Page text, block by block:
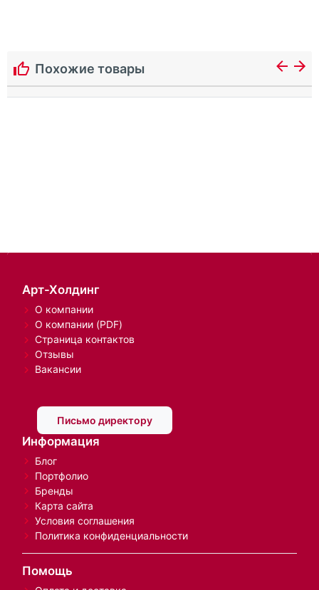
Похожие товары
Арт-Холдинг
О компании
О компании (PDF)
Страница контактов
Отзывы
Вакансии
Письмо директору
Информация
Блог
Портфолио
Бренды
Карта сайта
Условия соглашения
Политика конфиденциальности
Помощь